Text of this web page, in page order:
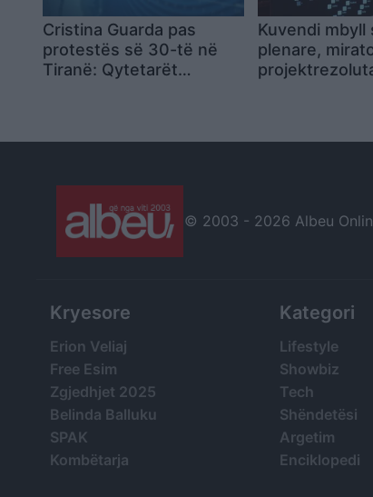
Cristina Guarda pas
protestës së 30-të në
Tiranë: Qytetarët
Kuvendi mbyll
plenare,
© 2003 - 2026 Albeu
Kryesore
Erion Veliaj
Free Esim
Zgjedhjet 2025
Belinda Balluku
SPAK
Kombëtarja
Kategori
Lifestyle
Showbiz
Tech
Shëndetësi
Argetim
Enciklopedi